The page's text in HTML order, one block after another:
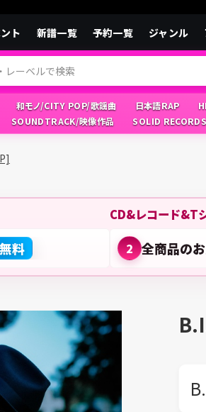
ト 新譜一覧 予約一覧 ジャンル
和モノ/CITY POP/歌謡曲 日本語RAP
SOUNDTRACK/映像作品
SOLID RECORDS
CD&レコード&T
料 2 全商品の